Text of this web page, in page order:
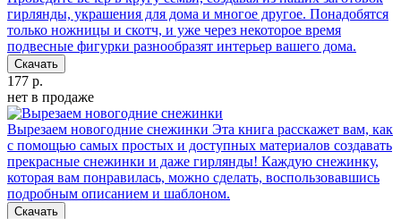
гирлянды, украшения для дома и многое другое. Понадобятся
только ножницы и скотч, и уже через некоторое время
подвесные фигурки разнообразят интерьер вашего дома.
Скачать
177 р.
нет в продаже
Вырезаем новогодние снежинки Эта книга расскажет вам, как
с помощью самых простых и доступных материалов создавать
прекрасные снежинки и даже гирлянды! Каждую снежинку,
которая вам понравилась, можно сделать, воспользовавшись
подробным описанием и шаблоном.
Скачать